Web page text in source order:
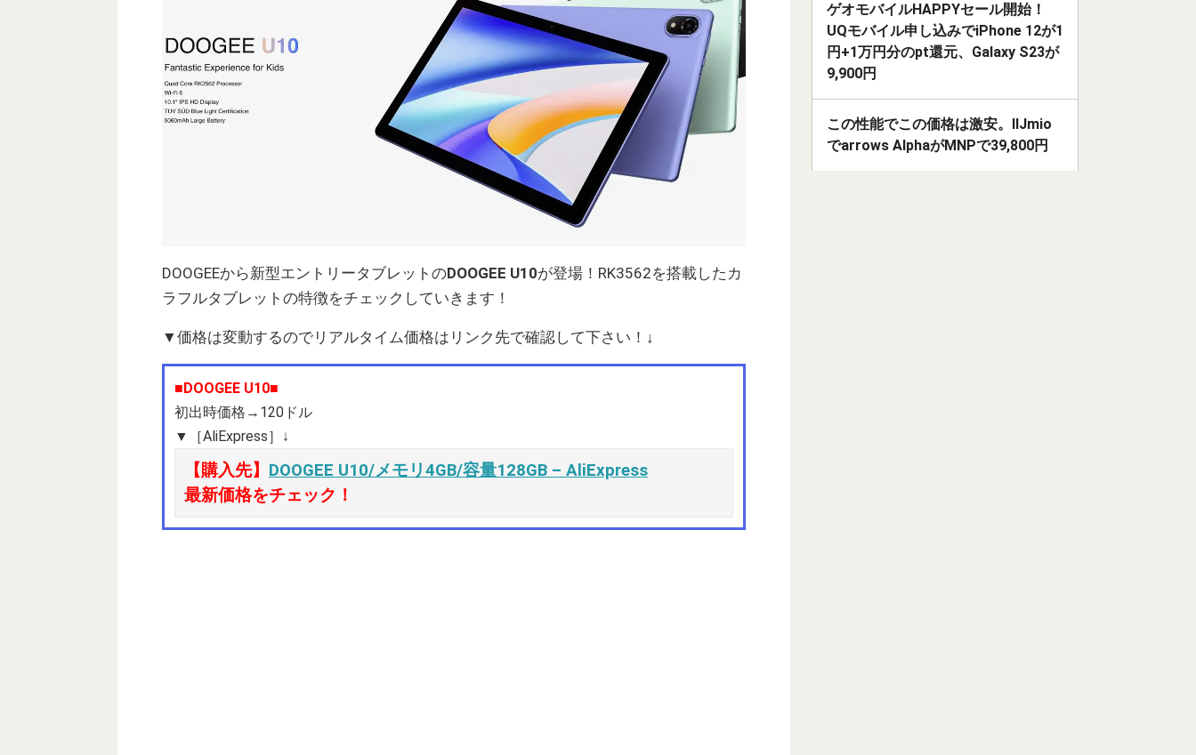
DOOGEEから新型エントリータブレットのDOOGEE U10が登場！RK3562を搭載したカ
ラフルタブレットの特徴をチェックしていきます！
▼価格は変動するのでリアルタイム価格はリンク先で確認して下さい！↓
■DOOGEE U10■
初出時価格→120ドル
▼［AliExpress］↓
【購入先】 DOOGEE U10/メモリ4GB/容量128GB – AliExpress
最新価格をチェック！
ゲオモバイルHAPPYセール開始！
UQモバイル申し込みでiPhone 12が1
円+1万円分のpt還元、Galaxy S23が
9,900円
この性能でこの価格は激安。IIJmio
でarrows AlphaがMNPで39,800円